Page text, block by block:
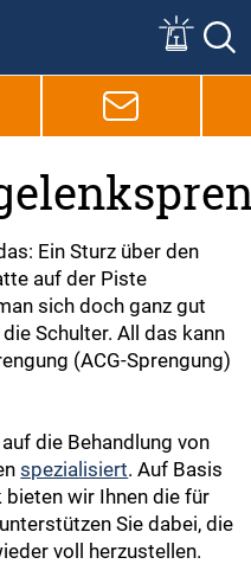
Ein Sturz über den
auf der Piste
sich doch ganz gut
Schulter. All das kann
(ACG-Sprengung)
die Behandlung von
spezialisiert. Auf Basis
wir Ihnen die für
Sie dabei, die
voll herzustellen.